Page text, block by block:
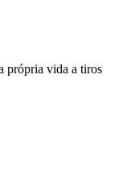
própria vida a tiros